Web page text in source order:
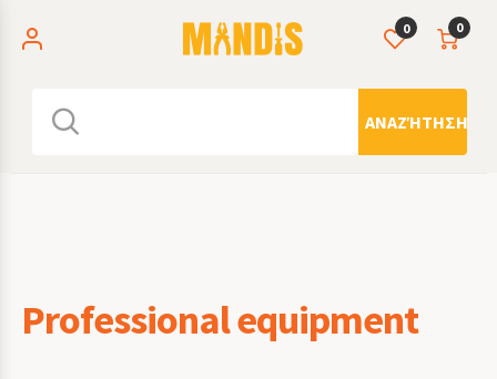
0
ΑΝΑΖΉΤΗΣΗ
0
Professional equipment